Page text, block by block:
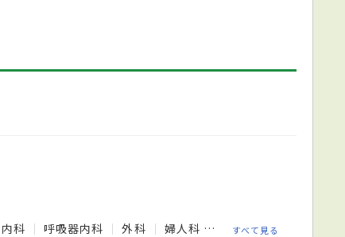
内科 呼吸器内科 外科 婦人科 小児科 整形外科
すべて見る